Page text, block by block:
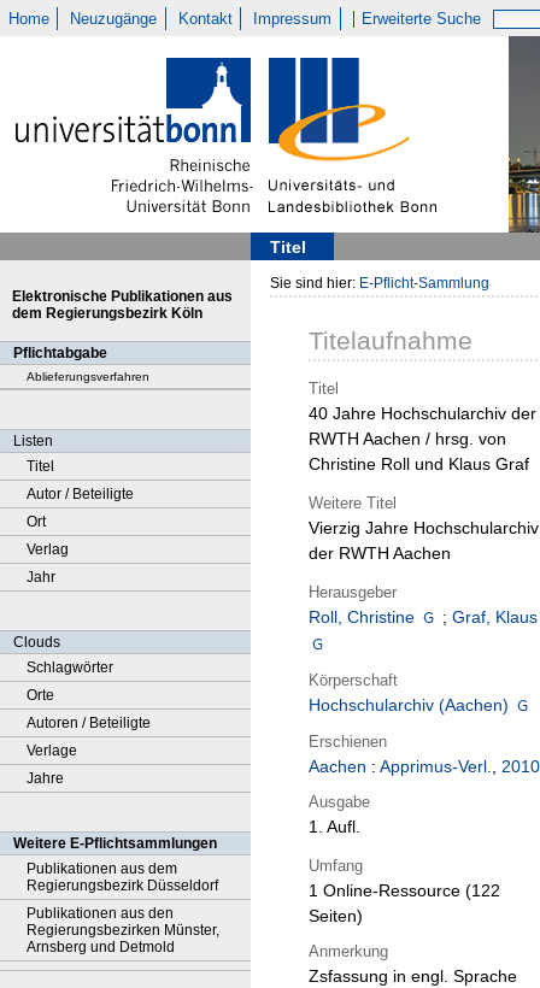
Home Neuzugänge Kontakt Impressum Erweiterte Suche
Titel
Elektronische Publikationen aus
dem Regierungsbezirk Köln
Pflichtabgabe
Ablieferungsverfahren
Listen
Titel
Autor / Beteiligte
Ort
Verlag
Jahr
Clouds
Schlagwörter
Orte
Autoren / Beteiligte
Verlage
Jahre
Weitere E-Pflichtsammlungen
Publikationen aus dem
Regierungsbezirk Düsseldorf
Publikationen aus den
Regierungsbezirken Münster,
Arnsberg und Detmold
Sie sind hier: E-Pflicht-Sammlung
Titelaufnahme
Titel
40 Jahre Hochschularchiv der
RWTH Aachen / hrsg. von
Christine Roll und Klaus Graf
Weitere Titel
Vierzig Jahre Hochschularchiv
der RWTH Aachen
Herausgeber
Roll, Christine ; Graf, Klaus
Körperschaft
Hochschularchiv (Aachen)
Erschienen
Aachen : Apprimus-Verl., 2010
Ausgabe
1. Aufl.
Umfang
1 Online-Ressource (122
Seiten)
Anmerkung
Zsfassung in engl. Sprache